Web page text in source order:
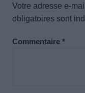
Votre adresse e-
obligatoires sont
Commentaire *